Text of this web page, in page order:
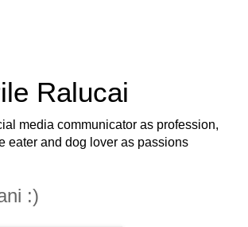
Ralucai
media communicator as profession,
eater and dog lover as passions
:)